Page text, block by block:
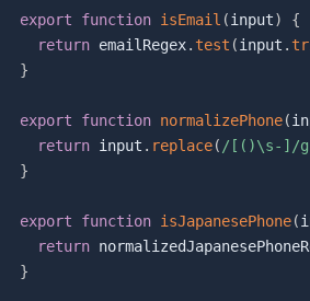
export function isEmail (input)
{
return emailRegex. test (input .
}
export function normalizePhone(
return input . replace(/ [()\s-] /g
}
export function isJapanesePhone(
return
}